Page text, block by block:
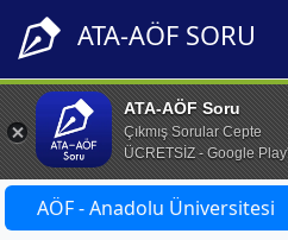
ATA-AÖF SORU
ATA-AÖF Soru
Çıkmış Sorular Cepte
ÜCRETSİZ - Google
AÖF - Anadolu Üniversitesi